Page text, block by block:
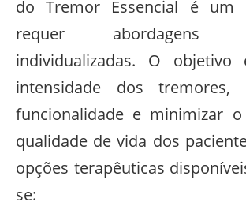
do Tremor Essencial é um
requer abordagens
individualizadas. O
intensidade dos tremores,
funcionalidade e minimizar
qualidade de vida dos
opções terapêuticas
se: